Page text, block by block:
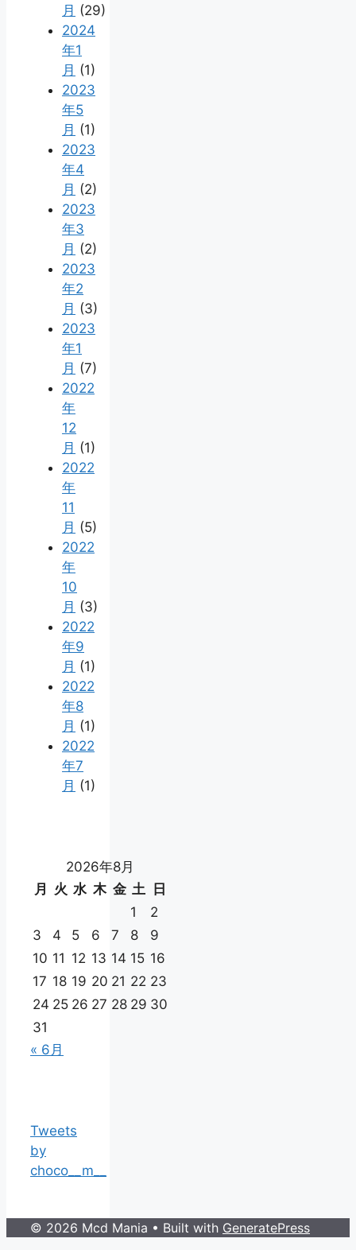
月 (29)
2024
年1
月 (1)
2023
年5
月 (1)
2023
年4
月 (2)
2023
年3
月 (2)
2023
年2
月 (3)
2023
年1
月 (7)
2022
年
12
月 (1)
2022
年
11
月 (5)
2022
年
10
月 (3)
2022
年9
月 (1)
2022
年8
月 (1)
2022
年7
月 (1)
2026年8月
月
火 水 木 金 土
日
1
2
3
4 5 6 7 8
9
10 11 12 13 14 15 16
17 18 19 20 21 22 23
24 25 26 27 28 29 30
31
« 6月
Tweets
by
choco__m__
© 2026 Mcd Mania • Built with GeneratePress